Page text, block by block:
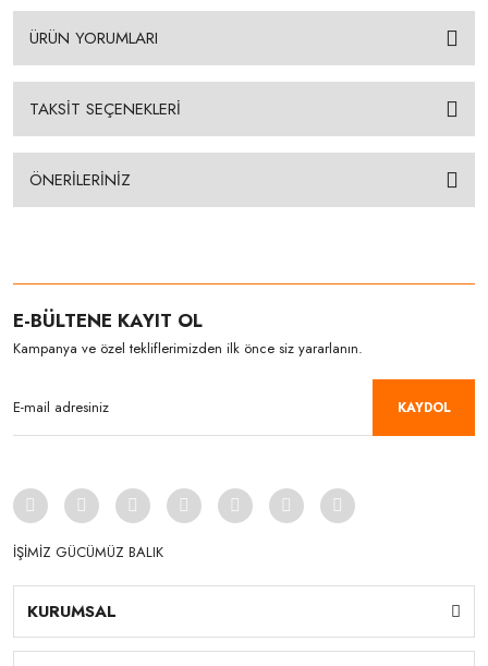
ÜRÜN YORUMLARI
TAKSİT SEÇENEKLERİ
ÖNERİLERİNİZ
E-BÜLTENE KAYIT OL
Kampanya ve özel tekliflerimizden ilk önce siz yararlanın.
KAYDOL
İŞİMİZ GÜCÜMÜZ BALIK
KURUMSAL